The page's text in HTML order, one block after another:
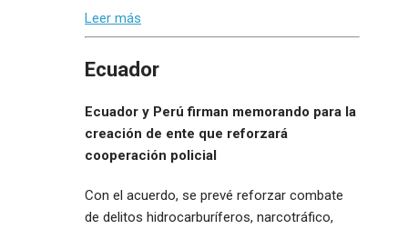
Leer más
Ecuador
Ecuador y Perú firman memorando para la
creación de ente que reforzará
cooperación policial
Con el acuerdo, se prevé reforzar combate
de delitos hidrocarburíferos, narcotráfico,